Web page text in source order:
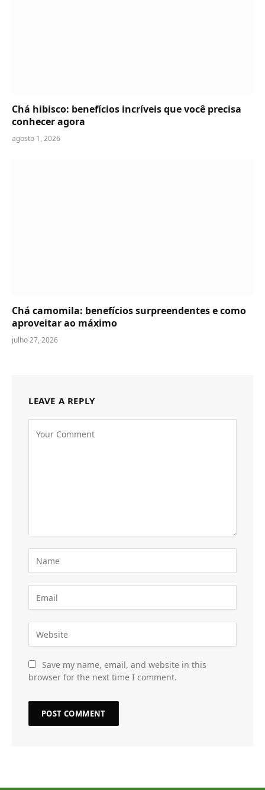
Chá hibisco: benefícios incríveis que você precisa
conhecer agora
agosto 1, 2026
Chá camomila: benefícios surpreendentes e como
aproveitar ao máximo
julho 27, 2026
LEAVE A REPLY
Save my name, email, and website in this
browser for the next time I comment.